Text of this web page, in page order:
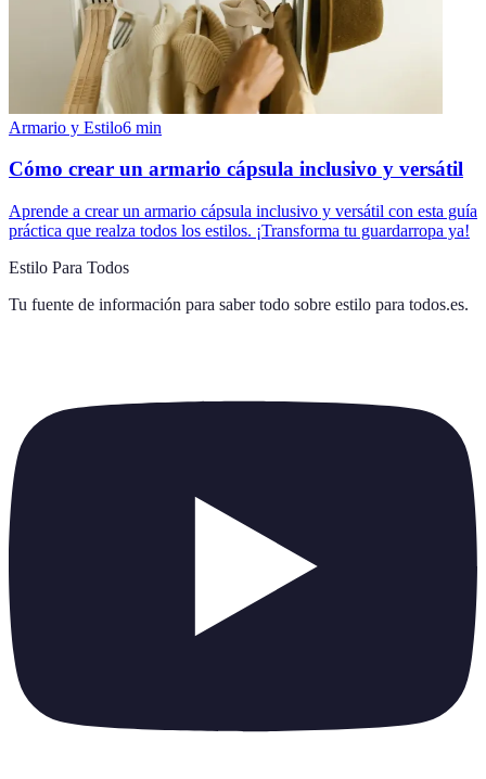
Armario y Estilo6 min
Cómo crear un armario cápsula inclusivo y versátil
Aprende a crear un armario cápsula inclusivo y versátil con esta guía
práctica que realza todos los estilos. ¡Transforma tu guardarropa ya!
Estilo Para Todos
Tu fuente de información para saber todo sobre estilo para todos.es.